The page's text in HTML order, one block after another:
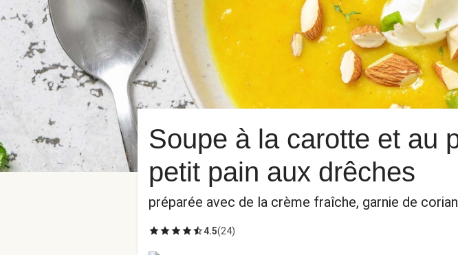
Soupe à la carotte et au
petit pain aux drêches
préparée avec de la crème fraîche, garnie de
4.5(24)